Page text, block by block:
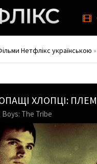
Нетфлікс українською
ХЛОПЦІ:
The Tribe